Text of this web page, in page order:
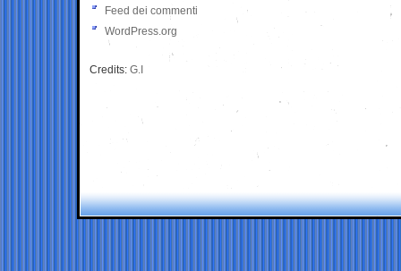
Feed dei commenti
WordPress.org
Credits: G.I